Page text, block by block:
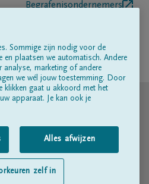
Begrafenisondernemers
© DELA
Sommige zijn nodig voor de
en plaatsen we automatisch. Andere
marketing of andere
we wél jouw toestemming. Door
klikken gaat u akkoord met het
apparaat. Je kan ook je
Alles afwijzen
zelf in